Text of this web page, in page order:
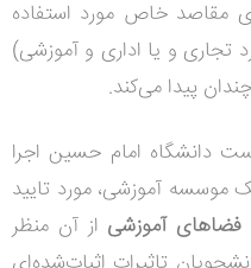
مقاصد خاص مورد استفاده
تجاری و یا اداری و آموزشی)
پیدا می‌کند.
دانشگاه امام حسین اجرا
موسسه آموزشی، مورد تایید
فضاهای آموزشی از آن منظر